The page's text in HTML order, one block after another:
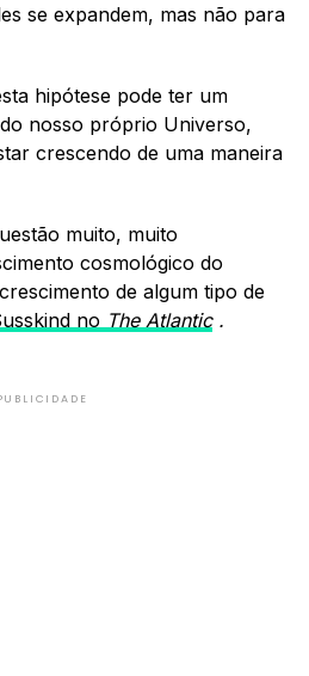
se expandem, mas não para
hipótese pode ter um
nosso próprio Universo,
crescendo de uma maneira
muito, muito
cosmológico do
de algum tipo de
no The Atlantic.